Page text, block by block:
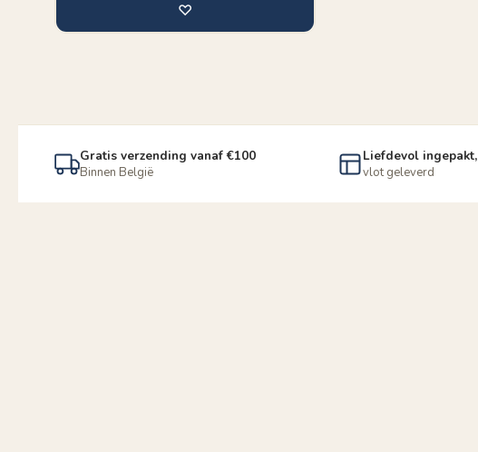
♡
Gratis verzending vanaf €100
Binnen België
Liefdevol ingepakt,
vlot geleverd